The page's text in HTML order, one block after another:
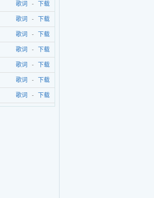
歌词 - 下载
歌词 - 下载
歌词 - 下载
歌词 - 下载
歌词 - 下载
歌词 - 下载
歌词 - 下载